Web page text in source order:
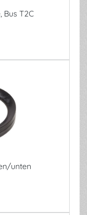
Bus T2C
unten